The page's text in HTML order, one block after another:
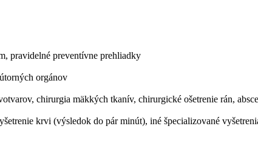
pravidelné preventívne prehliadky
orgánov
chirurgia mäkkých tkanív, chirurgické ošetrenie rán,
krvi (výsledok do pár minút), iné špecializované